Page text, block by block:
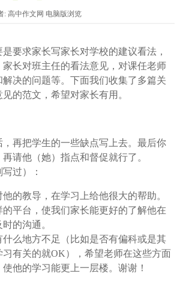
: 高中作文网 电脑版浏览
要求家长写家长对学校的建议看法，
长对班主任的看法意见，对课任老师
决的问题等。下面我们收集了多篇关
的范文，希望对家长有用。
再把学生的一些缺点写上去。最后你
请他（她）指点和督促就行了。
过）：
的教导，在学习上给他很大的帮助。
平台，使我们家长能更好的了解他在
的沟通。
么地方不足（比如是否有偏科或是其
有关的就OK），希望老师在这些方面
他的学习能更上一层楼。谢谢！